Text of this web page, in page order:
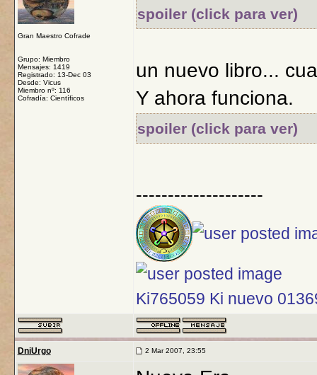
Gran Maestro Cofrade
Grupo: Miembro
Mensajes: 1419
Registrado: 13-Dec 03
Desde: Vicus
Miembro nº: 116
Cofradía: Científicos
spoiler (click para ver)
un nuevo libro...
Y ahora funciona.
spoiler (click para ver)
--------------------
Ki765059 Ki nuevo
DniUrgo 2 Mar 2007, 23:55